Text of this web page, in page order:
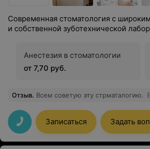
Современная стоматология с
и собственной зуботехнической
Анестезия в стоматологии
от 7,70 руб.
Отзыв. Всем советую эту стрматалогию.
Записаться Задать